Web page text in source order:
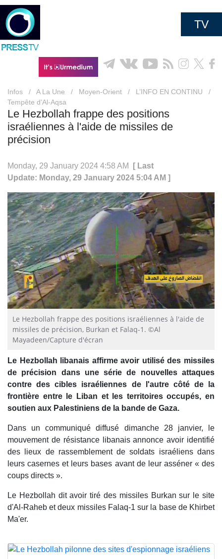
TV
Infos / A La Une / Moyen-Orient / L’INFO EN CONTINU
/
Tempête d’Al-Aqsa
Le Hezbollah frappe des positions
israéliennes à l'aide de missiles de
précision
Monday, 29 January 2024 4:58 AM
[ Last
Update: Monday, 29 January 2024 5:04 AM ]
Le Hezbollah frappe des positions israéliennes à l'aide de
missiles de précision, Burkan et Falaq-1. ©Al
Mayadeen/Capture d'écran
Le Hezbollah libanais affirme avoir utilisé des missiles
de précision dans une série de nouvelles attaques
contre des cibles israéliennes de l'autre côté de la
frontière entre le Liban et les territoires occupés, en
soutien aux Palestiniens de la bande de Gaza.
Dans un communiqué diffusé dimanche 28 janvier, le
mouvement de résistance libanais annonce avoir identifié
des lieux de rassemblement de soldats israéliens dans
leurs casernes et leurs bases avant de leur asséner « des
coups directs ».
Le Hezbollah dit avoir tiré des missiles Burkan sur le site
d'Al-Raheb et deux missiles Falaq-1 sur la base de Khirbet
Ma'er.